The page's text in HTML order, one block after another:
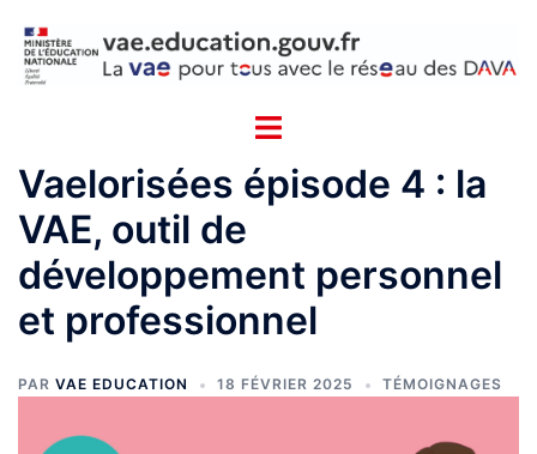
Vaelorisées épisode 4 : la
VAE, outil de
développement personnel
et professionnel
PAR VAE EDUCATION 18 FÉVRIER 2025 TÉMOIGNAGES